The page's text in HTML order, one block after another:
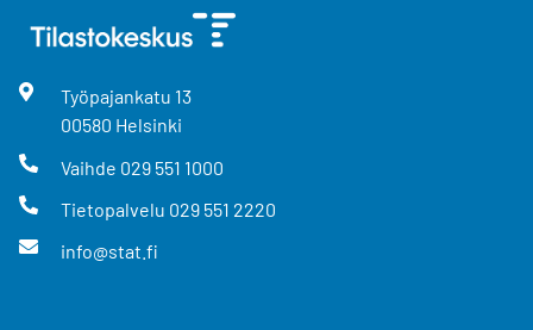
Työpajankatu 13
00580 Helsinki
Vaihde 029 551 1000
Tietopalvelu 029 551 2220
info@stat.fi